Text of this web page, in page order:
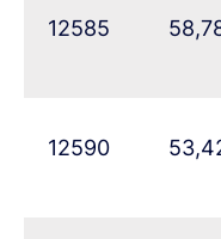
12585
12590